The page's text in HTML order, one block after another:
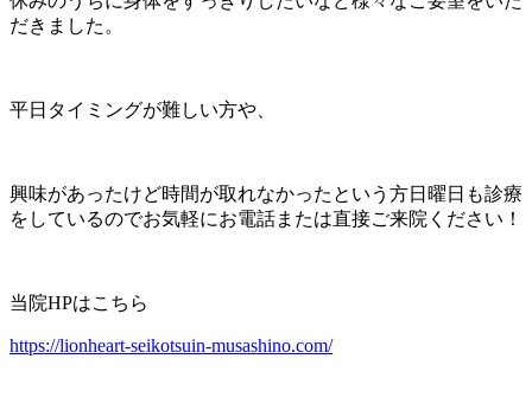
だきました。
平日タイミングが難しい方や、
興味があったけど時間が取れなかったという方日曜日も診療
をしているのでお気軽にお電話または直接ご来院ください！
当院HPはこちら
https://lionheart-seikotsuin-musashino.com/